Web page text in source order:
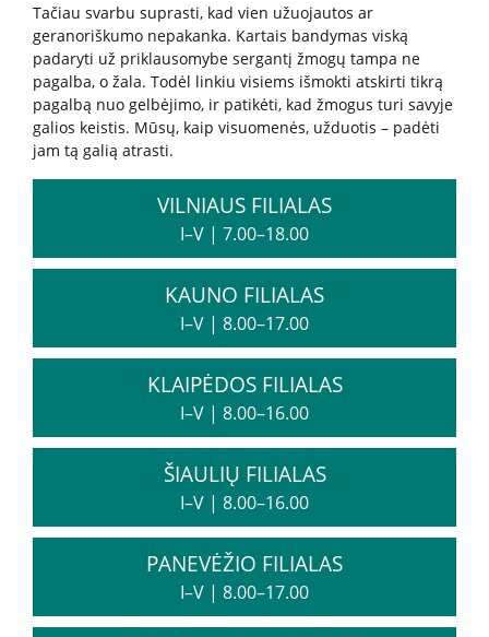
Savanorių anketa
DUK
Leidiniai
Tačiau svarbu suprasti, kad vien užuojautos ar
geranoriškumo nepakanka. Kartais bandymas viską
padaryti už priklausomybe sergantį žmogų tampa ne
pagalba, o žala. Todėl linkiu visiems išmokti atskirti tikrą
pagalbą nuo gelbėjimo, ir patikėti, kad žmogus turi savyje
galios keistis. Mūsų, kaip visuomenės, užduotis – padėti
jam tą galią atrasti.
VILNIAUS FILIALAS
I–V | 7.00–18.00
KAUNO FILIALAS
I–V | 8.00–17.00
KLAIPĖDOS FILIALAS
I–V | 8.00–16.00
ŠIAULIŲ FILIALAS
I–V | 8.00–16.00
PANEVĖŽIO FILIALAS
I–V | 8.00–17.00